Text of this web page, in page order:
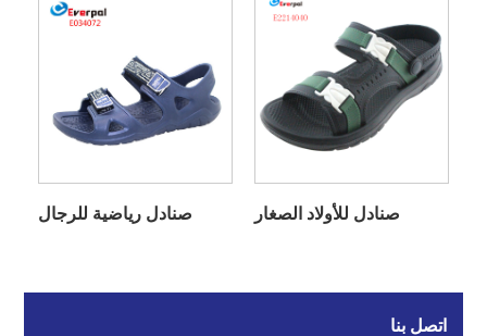
صنادل رياضية للرجال صنادل للأولاد الصغار
اتصل بنا